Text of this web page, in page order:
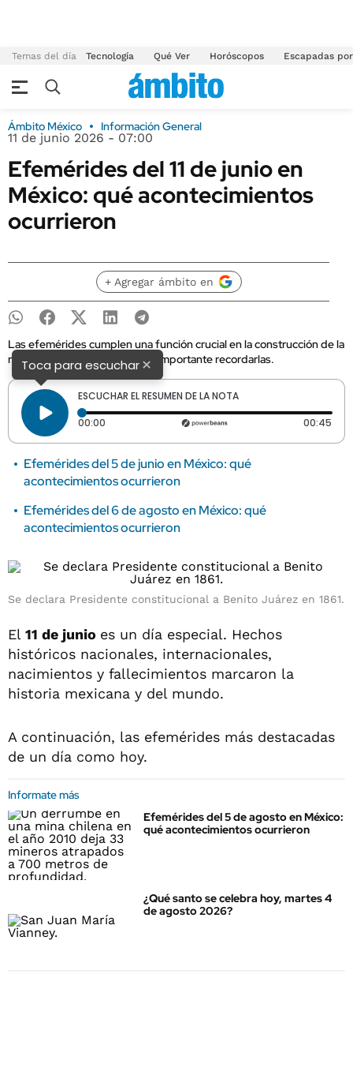
Temas del día Tecnología Qué Ver Horóscopos Escapadas
Ámbito México Información General
11 de junio 2026 - 07:00
Efemérides del 11 de junio en
México: qué acontecimientos
ocurrieron
+ Agregar ámbito en
Las efemérides cumplen una función crucial en la construcción de la
memoria colectiva, por eso es importante recordarlas.
Toca para escuchar×
ESCUCHAR EL RESUMEN DE LA NOTA
00:00 Tiempo transcurrido: 0 segundos 00:45
Efemérides del 5 de junio en México: qué
acontecimientos ocurrieron
Efemérides del 6 de agosto en México: qué
acontecimientos ocurrieron
Se declara Presidente constitucional a Benito Juárez en 1861.
El 11 de junio es un día especial. Hechos
históricos nacionales, internacionales,
nacimientos y fallecimientos marcaron la
historia mexicana y del mundo.
A continuación, las efemérides más destacadas
de un día como hoy.
Informate más
Efemérides del 5 de agosto en México:
qué acontecimientos ocurrieron
¿Qué santo se celebra hoy, martes 4
de agosto 2026?